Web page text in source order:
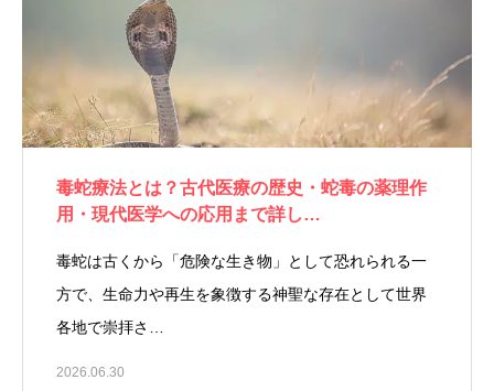
毒蛇療法とは？古代医療の歴史・蛇毒の薬理作
用・現代医学への応用まで詳し…
毒蛇は古くから「危険な生き物」として恐れられる一
方で、生命力や再生を象徴する神聖な存在として世界
各地で崇拝さ…
2026.06.30